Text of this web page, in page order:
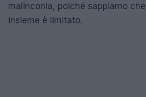
malinconia, poiché sappiamo
insieme è limitato.